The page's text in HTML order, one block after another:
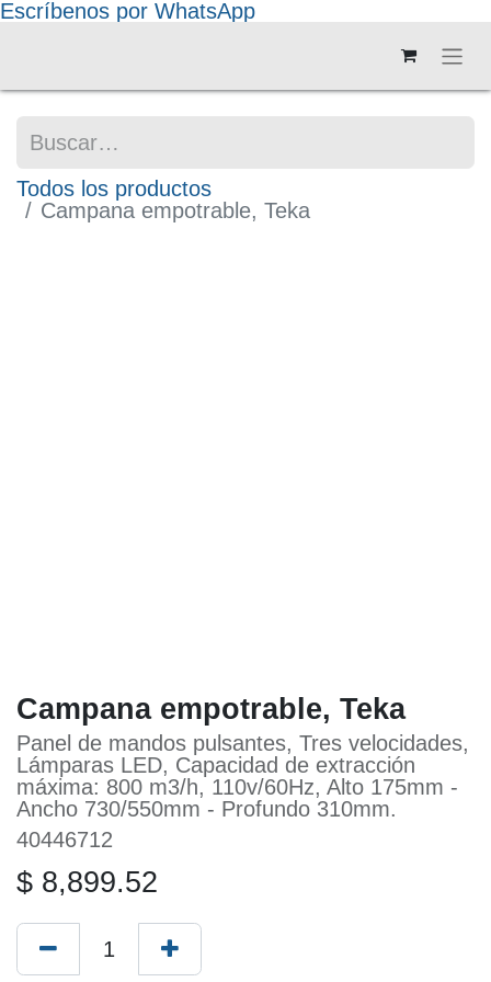
Escríbenos por WhatsApp
Todos los productos
Campana empotrable, Teka
Campana empotrable, Teka
Panel de mandos pulsantes, Tres
velocidades, Lámparas LED, Capacidad de
extracción máxima: 800 m3/h, 110v/60Hz,
Alto 175mm - Ancho 730/550mm -
Profundo 310mm.
$ 8,899.52